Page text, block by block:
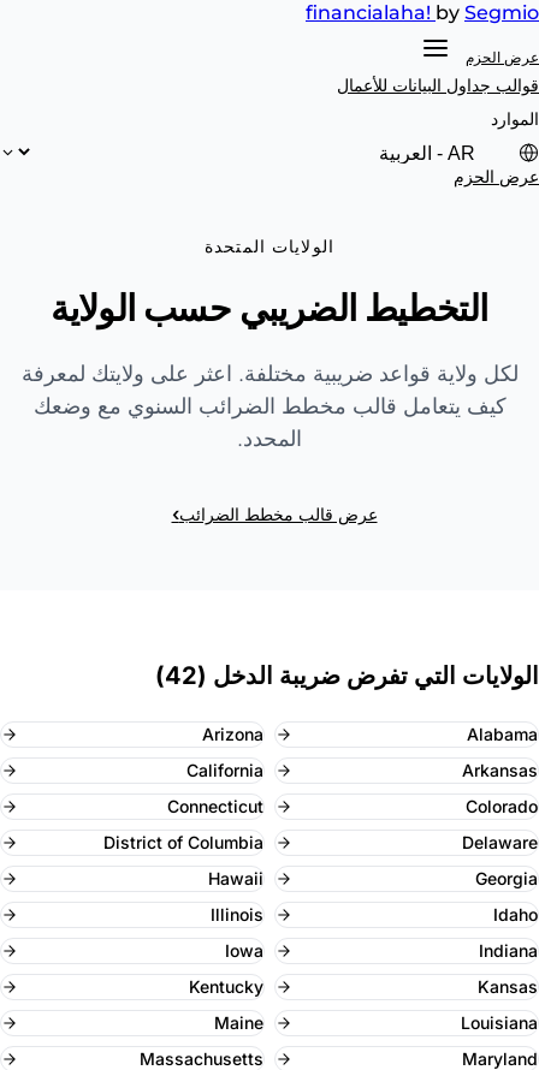
financialaha! by Segmio
عرض الحزم
قوالب جداول البيانات للأعمال
الموارد
عرض الحزم
الولايات المتحدة
التخطيط الضريبي حسب الولاية
لكل ولاية قواعد ضريبية مختلفة. اعثر على ولايتك لمعرفة
كيف يتعامل قالب مخطط الضرائب السنوي مع وضعك
المحدد.
عرض قالب مخطط الضرائب›
الولايات التي تفرض ضريبة الدخل (42)
Alabama
Arizona
Arkansas
California
Colorado
Connecticut
Delaware
District of Columbia
Georgia
Hawaii
Idaho
Illinois
Indiana
Iowa
Kansas
Kentucky
Louisiana
Maine
Maryland
Massachusetts